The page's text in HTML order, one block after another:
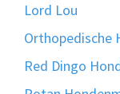
Lord Lou
Orthopedische
Red Dingo